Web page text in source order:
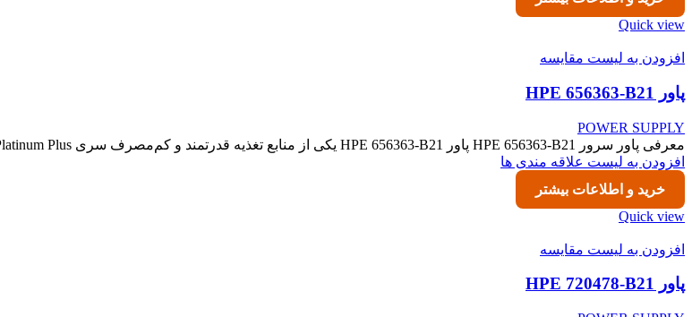
Quick view
افزودن به لیست مقایسه
پاور HPE 656363-B21
POWER SUPPLY
معرفی پاور سرور HPE 656363-B21 پاور HPE 656363-B21 یکی از منابع تغذیه قدرتمند و کم‌مصرف سری Common Slot Platinum Plus
افزودن به لیست علاقه مندی ها
خرید و اطلاعات بیشتر
Quick view
افزودن به لیست مقایسه
پاور HPE 720478-B21